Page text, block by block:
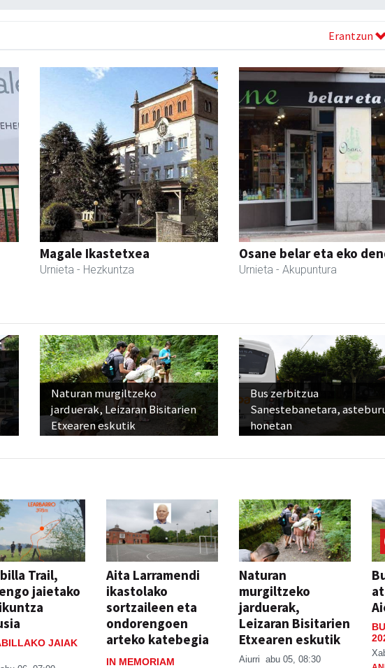
Erantzun
Magale Ikastetxea
Urnieta - Hezkuntza
Osane belar eta eko
Urnieta - Akupuntura
Naturan murgiltzeko
jarduerak, Leizaran Bisitarien
Etxearen eskutik
Bus zerbitzua
Sanestebanetara,
honetan
Trail,
jaietako
JAIAK
Aita Larramendi
ikastolako
sortzaileen eta
ondorengoen
arteko katebegia
IN MEMORIAM
Naturan
murgiltzeko
jarduerak,
Leizaran Bisitarien
Etxearen eskutik
Aiurri abu 05, 08:30